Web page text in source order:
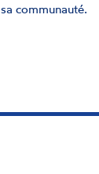
pleinement à la vie